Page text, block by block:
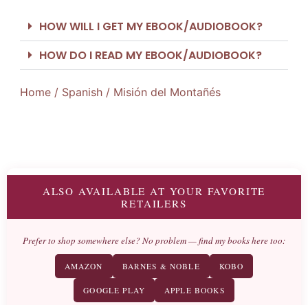
HOW WILL I GET MY EBOOK/AUDIOBOOK?
HOW DO I READ MY EBOOK/AUDIOBOOK?
Home / Spanish / Misión del Montañés
ALSO AVAILABLE AT YOUR FAVORITE
RETAILERS
Prefer to shop somewhere else? No problem — find my books here too:
AMAZON BARNES & NOBLE KOBO
GOOGLE PLAY APPLE BOOKS